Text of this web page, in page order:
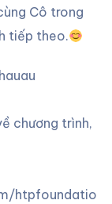
Cô trong
tiếp theo.
chương trình,
htpfoundatio